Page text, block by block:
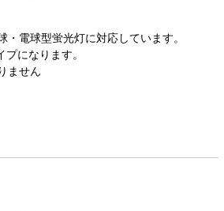
・電球型蛍光灯に対応しています。
になります。
ません